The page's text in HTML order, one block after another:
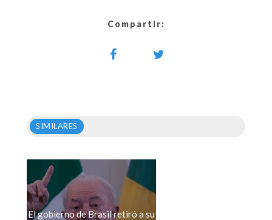
Compartir:
SIMILARES
El gobierno de Brasil retiró a su